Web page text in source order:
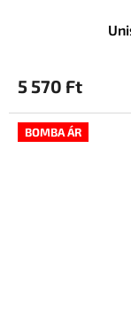
5 570 Ft
BOMBA ÁR